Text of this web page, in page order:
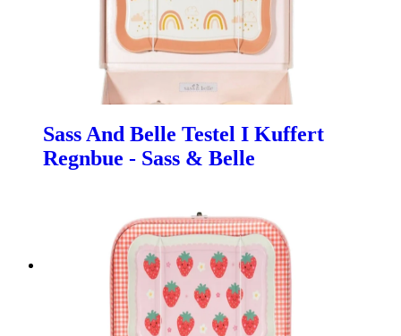
Sass And Belle Testel I Kuffert
Regnbue - Sass & Belle